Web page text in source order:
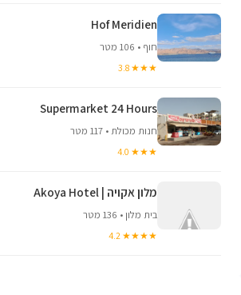
Hof Meridien
חוף • 106 מטר
★★★ 3.8
Supermarket 24 Hours
חנות מכולת • 117 מטר
★★★ 4.0
מלון אקויה | Akoya Hotel
בית מלון • 136 מטר
★★★★ 4.2